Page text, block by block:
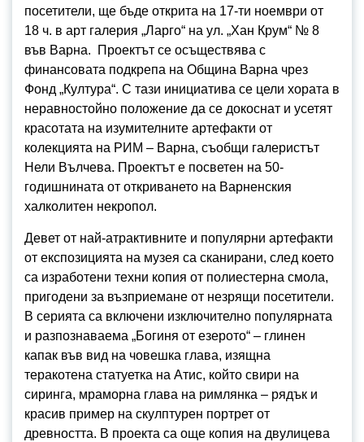
посетители, ще бъде открита на 17-ти ноември от
18 ч. в арт галерия „Ларго“ на ул. „Хан Крум“ № 8
във Варна. Проектът се осъществява с
финансовата подкрепа на Община Варна чрез
Фонд „Култура“. С тази инициатива се цели хората в
неравностойно положение да се докоснат и усетят
красотата на изумителните артефакти от
колекцията на РИМ – Варна, съобщи галеристът
Нели Вълчева. Проектът е посветен на 50-
годишнината от откриването на Варненския
халколитен некропол.
Девет от най-атрактивните и популярни артефакти
от експозицията на музея са сканирани, след което
са изработени техни копия от полиестерна смола,
пригодени за възприемане от незрящи посетители.
В серията са включени изключително популярната
и разпознаваема „Богиня от езерото“ – глинен
капак във вид на човешка глава, изящна
теракотена статуетка на Атис, който свири на
сиринга, мраморна глава на римлянка – рядък и
красив пример на скулптурен портрет от
древността. В проекта са още копия на двулицева